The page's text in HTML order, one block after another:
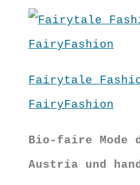
Fairytale
FairyFashion
Bio-faire Mode
Austria und